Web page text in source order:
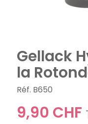
Gellack
la
Réf. B650
9,90 CHF